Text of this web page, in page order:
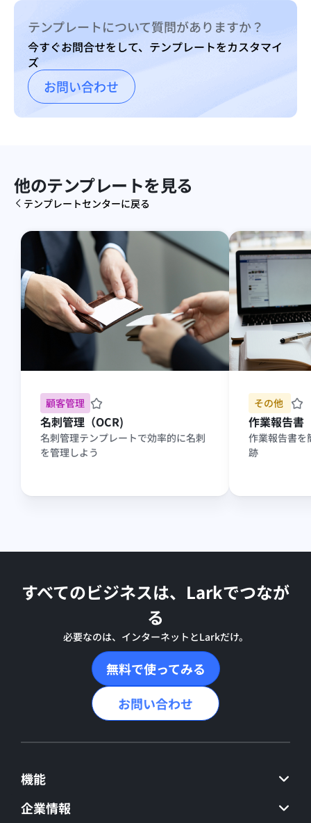
テンプレートについて質問がありますか？
今すぐお問合せをして、テンプレートをカスタマイ
ズ
お問い合わせ
他のテンプレートを見る
テンプレートセンターに戻る
顧客管理
名刺管理（OCR)
名刺管理テンプレートで効率的に名刺
を管理しよう
その他
作業報告書
作業報告書を
跡
すべてのビジネスは、Larkでつなが
る
必要なのは、インターネットとLarkだけ。
無料で使ってみる
お問い合わせ
機能
企業情報